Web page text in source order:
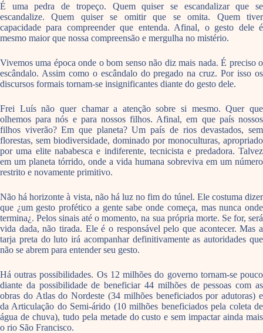
É uma pedra de tropeço. Quem quiser se escandalizar que se
escandalize. Quem quiser se omitir que se omita. Quem tiver
capacidade para compreender que entenda. Afinal, o gesto dele é
mesmo maior que nossa compreensão e mergulha no mistério.
Vivemos uma época onde o bom senso não diz mais nada. É preciso o
escândalo. Assim como o escândalo do pregado na cruz. Por isso os
discursos formais tornam-se insignificantes diante do gesto dele.
Frei Luís não quer chamar a atenção sobre si mesmo. Quer que
olhemos para nós e para nossos filhos. Afinal, em que país nossos
filhos viverão? Em que planeta? Um país de rios devastados, sem
florestas, sem biodiversidade, dominado por monoculturas, apropriado
por uma elite nababesca e indiferente, tecnicista e predadora. Talvez
em um planeta tórrido, onde a vida humana sobreviva em um número
restrito e novamente primitivo.
Não há horizonte à vista, não há luz no fim do túnel. Ele costuma dizer
que ¿um gesto profético a gente sabe onde começa, mas nunca onde
termina¿. Pelos sinais até o momento, na sua própria morte. Se for, será
vida dada, não tirada. Ele é o responsável pelo que acontecer. Mas a
tarja preta do luto irá acompanhar definitivamente as autoridades que
não se abrem para entender seu gesto.
Há outras possibilidades. Os 12 milhões do governo tornam-se pouco
diante da possibilidade de beneficiar 44 milhões de pessoas com as
obras do Atlas do Nordeste (34 milhões beneficiados por adutoras) e
da Articulação do Semi-árido (10 milhões beneficiados pela coleta de
água de chuva), tudo pela metade do custo e sem impactar ainda mais
o rio São Francisco.